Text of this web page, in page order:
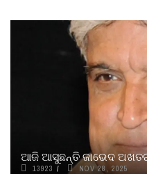
ଆଜି ଆସୁଛନ୍ତି ଜାଭେଦ
13923 NOV 28, 2025